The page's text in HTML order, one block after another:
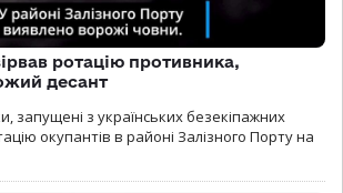
ротацію противника,
десант
запущені з українських безекіпажних
окупантів в районі Залізного Порту на